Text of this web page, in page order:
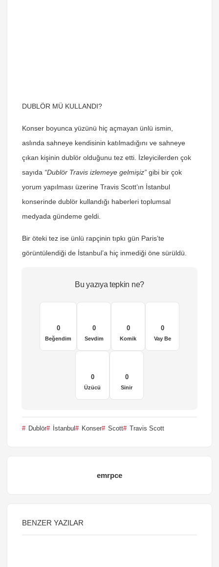
DUBLÖR MÜ KULLANDI?
Konser boyunca yüzünü hiç açmayan ünlü ismin,
aslında sahneye kendisinin katılmadığını ve sahneye
çıkan kişinin dublör olduğunu tez etti. İzleyicilerden çok
sayıda “Dublör Travis izlemeye gelmişiz” gibi bir çok
yorum yapılması üzerine Travis Scott’ın İstanbul
konserinde dublör kullandığı haberleri toplumsal
medyada gündeme geldi.
Bir öteki tez ise ünlü rapçinin tıpkı gün Paris’te
görüntülendiği de İstanbul’a hiç inmediği öne sürüldü.
Bu yazıya tepkin ne?
0
Beğendim
0
Sevdim
0
Komik
0
Vay Be
0
Üzücü
0
Sinir
Dublör İstanbul Konser Scott Travis Scott
emrpce
BENZER YAZILAR